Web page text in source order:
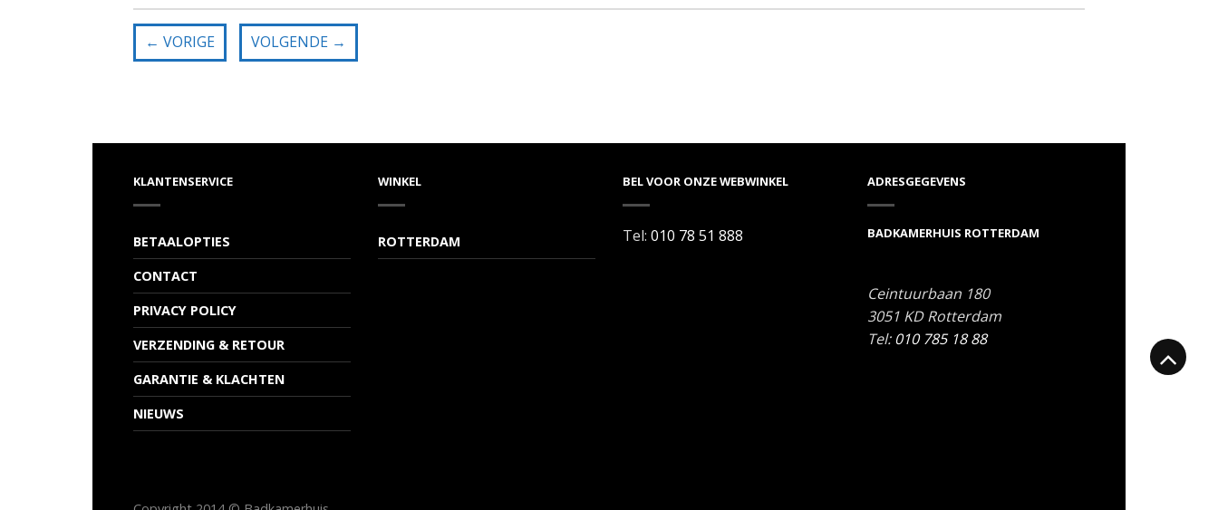
← VORIGE VOLGENDE →
KLANTENSERVICE
BETAALOPTIES
CONTACT
PRIVACY POLICY
VERZENDING & RETOUR
GARANTIE & KLACHTEN
NIEUWS
WINKEL
ROTTERDAM
BEL VOOR ONZE WEBWINKEL
Tel: 010 78 51 888
ADRESGEGEVENS
BADKAMERHUIS ROTTERDAM
Ceintuurbaan 180
3051 KD Rotterdam
Tel:010 785 18 88